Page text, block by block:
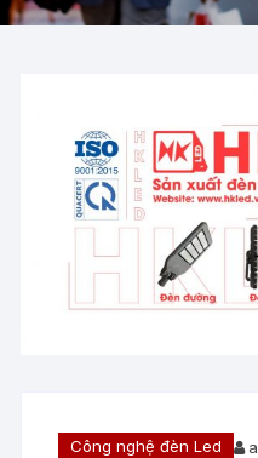
Công nghệ đèn Led